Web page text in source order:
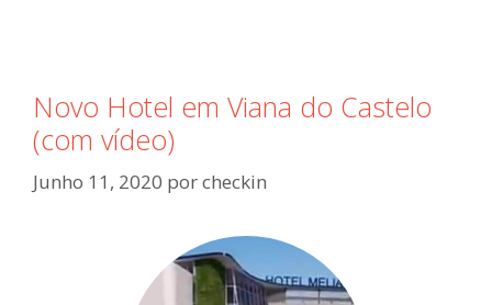
Novo Hotel em Viana do Castelo
(com vídeo)
Junho 11, 2020 porcheckin